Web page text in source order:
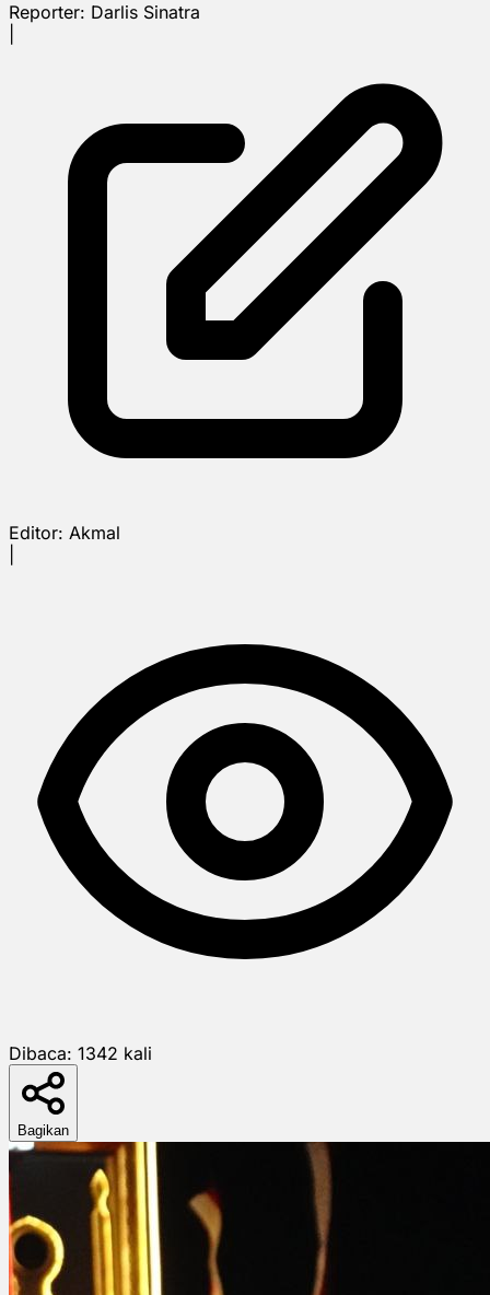
Reporter: Darlis Sinatra
Editor: Akmal
Dibaca: 1342 kali
Bagikan